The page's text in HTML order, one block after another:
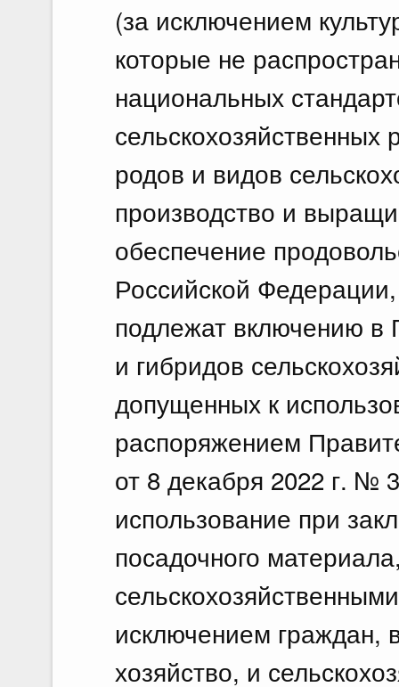
(за исключением
которые не
национальных
сельскохозяйственных
родов и видов
производство и
обеспечение
Российской
подлежат включению в
и гибридов
допущенных к
распоряжением
от 8 декабря 2022 г. №
использование при
посадочного
исключением граждан,
хозяйство, и